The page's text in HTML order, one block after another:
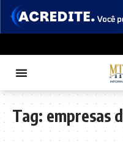
Tag: empresas